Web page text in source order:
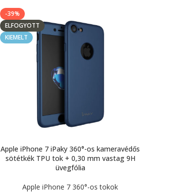
-39%
ELFOGYOTT
KIEMELT
Apple iPhone 7 iPaky 360°-os kameravédős
sötétkék TPU tok + 0,30 mm vastag 9H
üvegfólia
Apple iPhone 7 360°-os tokok